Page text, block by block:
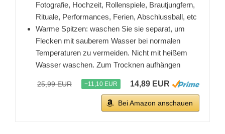
Fotografie, Hochzeit, Rollenspiele, Brautjungfern,
Rituale, Performances, Ferien, Abschlussball, etc
Warme Spitzen: waschen Sie sie separat, um
Flecken mit sauberem Wasser bei normalen
Temperaturen zu vermeiden. Nicht mit heißem
Wasser waschen. Zum Trocknen aufhängen
25,99 EUR −11,10 EUR 14,89 EUR
Bei Amazon anschauen